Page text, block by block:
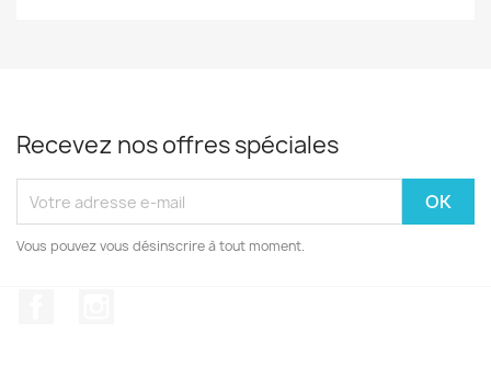
Recevez nos offres spéciales
Vous pouvez vous désinscrire à tout moment.